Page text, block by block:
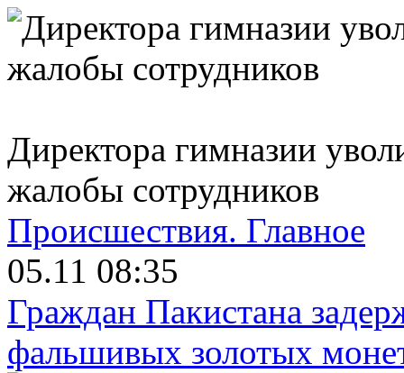
Директора гимназии
жалобы сотрудников
Происшествия. Главное
05.11 08:35
Граждан Пакистана
фальшивых золотых